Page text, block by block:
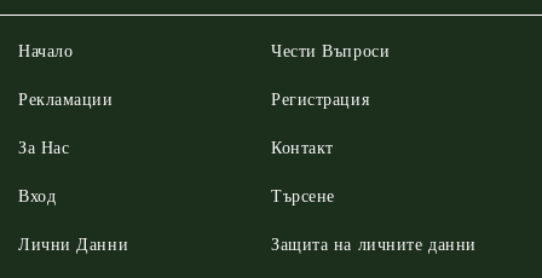
Начало
Рекламации
За Нас
Вход
Чести Въпроси
Регистрация
Контакт
Търсене
Лични Данни Защита на личните данни